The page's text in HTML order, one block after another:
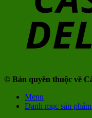
© Bản quyền thuộc về
Menu
Danh mục sản phẩm